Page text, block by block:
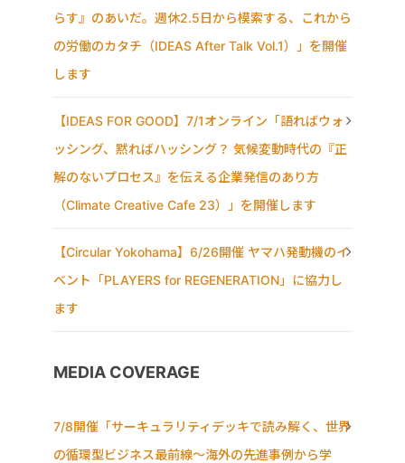
らす』のあいだ。週休2.5日から模索する、これから
の労働のカタチ（IDEAS After Talk Vol.1）」を開催
します
【IDEAS FOR GOOD】7/1オンライン「語ればウォ
ッシング、黙ればハッシング？ 気候変動時代の『正
解のないプロセス』を伝える企業発信のあり方
（Climate Creative Cafe 23）」を開催します
【Circular Yokohama】6/26開催 ヤマハ発動機のイ
ベント「PLAYERS for REGENERATION」に協力し
ます
MEDIA COVERAGE
7/8開催「サーキュラリティデッキで読み解く、世界
の循環型ビジネス最前線〜海外の先進事例から学